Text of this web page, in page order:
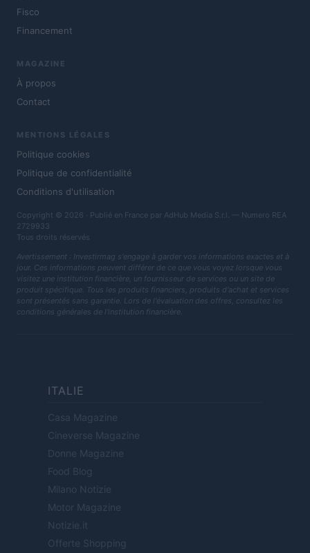
Fisco
Financement
MAGAZINE
À propos
Contact
MENTIONS LÉGALES
Politique cookies
Politique de confidentialité
Conditions d'utilisation
Copyright © 2026 · Publié en France par AdHub Media S.r.l. — Numero REA
2729933
Tous droits réservés
Avertissement : Investirmag s'engage à garder vos informations exactes et à
jour. Ces informations peuvent différer de ce que vous voyez lorsque vous
visitez une institution financière, un fournisseur de services ou un site de
produit spécifique. Tous les produits financiers, produits d'achat et services
sont présentés sans garantie. Lors de l'évaluation des offres, consultez les
conditions générales de l'institution financière.
ITALIE
Casa Magazine
Cineverse Magazine
Donne Magazine
Food Blog
Milano Notizie
Motor Magazine
Notizie.it
Offerte Shopping